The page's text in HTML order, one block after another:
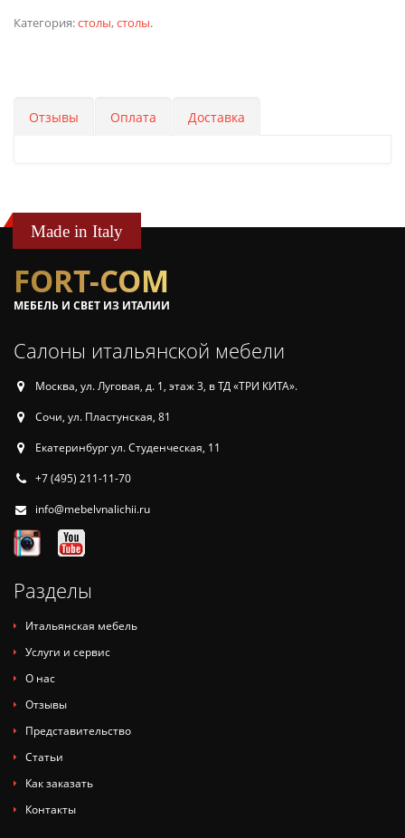
Категория:столы,столы.
Отзывы Оплата Доставка
Made in Italy
FORT-COM
МЕБЕЛЬ И СВЕТ ИЗ ИТАЛИИ
Салоны итальянской мебели
Москва, ул. Луговая, д. 1, этаж 3, в ТД «ТРИ КИТА».
Сочи, ул. Пластунская, 81
Екатеринбург ул. Студенческая, 11
+7 (495) 211-11-70
info@mebelvnalichii.ru
Разделы
Итальянская мебель
Услуги и сервис
О нас
Отзывы
Представительство
Статьи
Как заказать
Контакты